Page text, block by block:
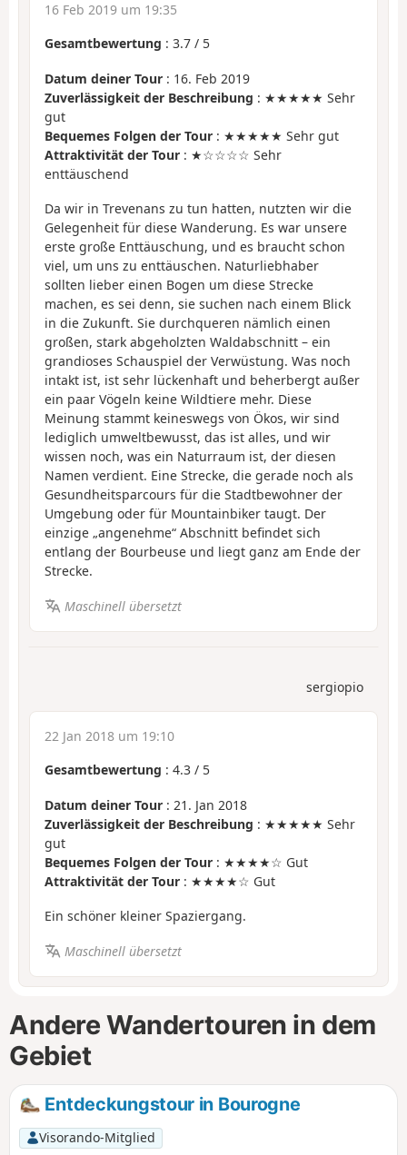
16 Feb 2019 um 19:35
Gesamtbewertung : 3.7 / 5
Datum deiner Tour : 16. Feb 2019
Zuverlässigkeit der Beschreibung : ★★★★★ Sehr
gut
Bequemes Folgen der Tour : ★★★★★ Sehr gut
Attraktivität der Tour : ★☆☆☆☆ Sehr
enttäuschend
Da wir in Trevenans zu tun hatten, nutzten wir die
Gelegenheit für diese Wanderung. Es war unsere
erste große Enttäuschung, und es braucht schon
viel, um uns zu enttäuschen. Naturliebhaber
sollten lieber einen Bogen um diese Strecke
machen, es sei denn, sie suchen nach einem Blick
in die Zukunft. Sie durchqueren nämlich einen
großen, stark abgeholzten Waldabschnitt – ein
grandioses Schauspiel der Verwüstung. Was noch
intakt ist, ist sehr lückenhaft und beherbergt außer
ein paar Vögeln keine Wildtiere mehr. Diese
Meinung stammt keineswegs von Ökos, wir sind
lediglich umweltbewusst, das ist alles, und wir
wissen noch, was ein Naturraum ist, der diesen
Namen verdient. Eine Strecke, die gerade noch als
Gesundheitsparcours für die Stadtbewohner der
Umgebung oder für Mountainbiker taugt. Der
einzige „angenehme“ Abschnitt befindet sich
entlang der Bourbeuse und liegt ganz am Ende der
Strecke.
Maschinell übersetzt
sergiopio
22 Jan 2018 um 19:10
Gesamtbewertung : 4.3 / 5
Datum deiner Tour : 21. Jan 2018
Zuverlässigkeit der Beschreibung : ★★★★★ Sehr
gut
Bequemes Folgen der Tour : ★★★★☆ Gut
Attraktivität der Tour : ★★★★☆ Gut
Ein schöner kleiner Spaziergang.
Maschinell übersetzt
Andere Wandertouren in dem
Gebiet
Entdeckungstour in Bourogne
Visorando-Mitglied